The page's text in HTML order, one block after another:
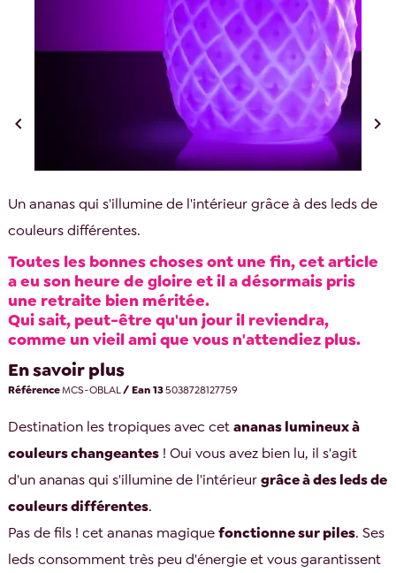
 
Un ananas qui s'illumine de l'intérieur grâce à des leds de
couleurs différentes.
Toutes les bonnes choses ont une fin, cet article
a eu son heure de gloire et il a désormais pris
une retraite bien méritée.
Qui sait, peut-être qu'un jour il reviendra,
comme un vieil ami que vous n'attendiez plus.
En savoir plus
RéférenceMCS-OBLAL/ Ean 135038728127759
Destination les tropiques avec cetananas lumineux à
couleurs changeantes ! Oui vous avez bien lu, il s'agit
d'un ananas qui s'illumine de l'intérieurgrâce à des leds de
couleurs différentes.
Pas de fils ! cet ananas magiquefonctionne sur piles. Ses
leds consomment très peu d'énergie et vous garantissent